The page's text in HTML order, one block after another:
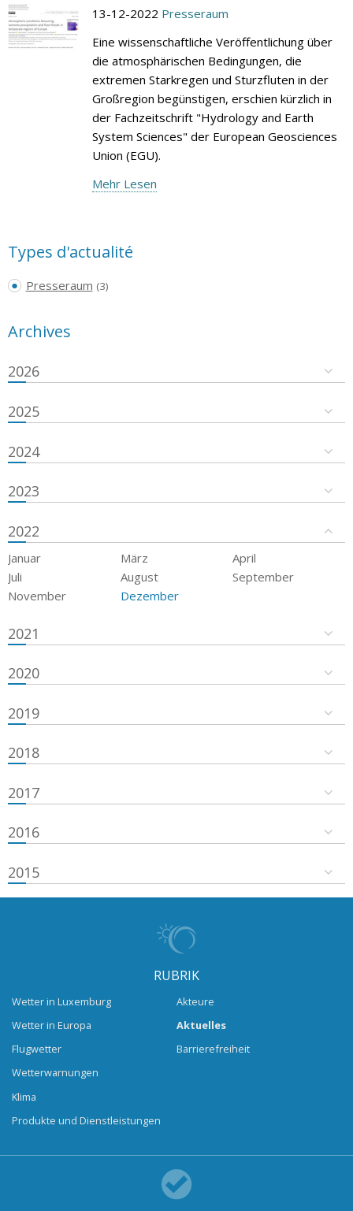
13-12-2022 Presseraum
Eine wissenschaftliche Veröffentlichung über
die atmosphärischen Bedingungen, die
extremen Starkregen und Sturzfluten in der
Großregion begünstigen, erschien kürzlich in
der Fachzeitschrift "Hydrology and Earth
System Sciences" der European Geosciences
Union (EGU).
Mehr Lesen
Types d'actualité
Presseraum (3)
Archives
2026
2025
2024
2023
2022
Januar März
April
Juli
August
September
November
Dezember
2021
2020
2019
2018
2017
2016
2015
RUBRIK
Wetter in Luxemburg
Wetter in Europa
Flugwetter
Wetterwarnungen
Klima
Produkte und Dienstleistungen
Akteure
Aktuelles
Barrierefreiheit